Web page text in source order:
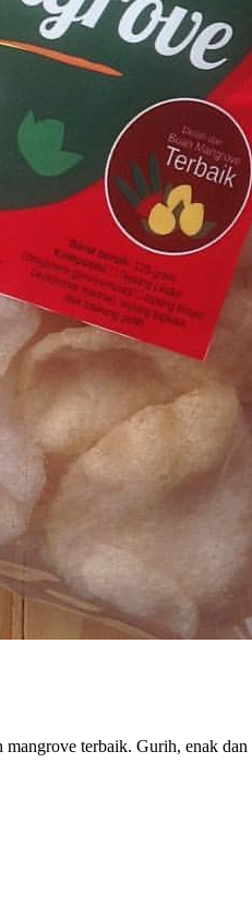
terbaik. Gurih, enak